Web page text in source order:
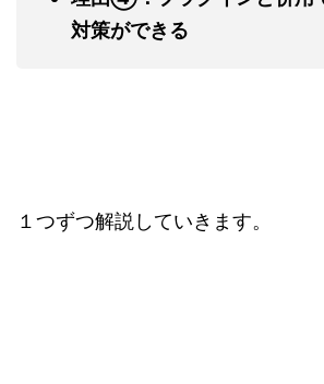
対策ができる
１つずつ解説していきます。